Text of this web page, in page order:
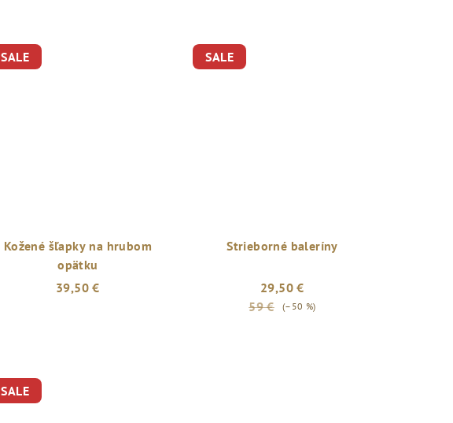
SALE
Kožené šľapky na hrubom
opätku
39,50 €
SALE
Strieborné baleríny
29,50 €
59 €
(–50 %)
SALE